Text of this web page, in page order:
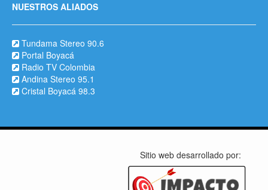
NUESTROS ALIADOS
Tundama Stereo 90.6
Portal Boyacá
Radio TV Colombia
Andina Stereo 95.1
Cristal Boyacá 98.3
Sitio web desarrollado por: